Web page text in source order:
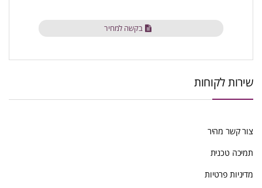
בקשה למחיר
שירות לקוחות
צור קשר מהיר
תמיכה טכנית
מדיניות פרטיות